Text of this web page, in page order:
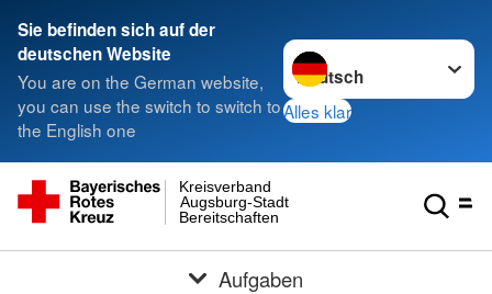
Sie befinden sich auf der
deutschen Website
You are on the German website,
you can use the switch to switch to
the English one
Sprache wechseln zu
Alles klar
Bereitschaften
Augsburg-Stadt
Kreisverband
Aufgaben